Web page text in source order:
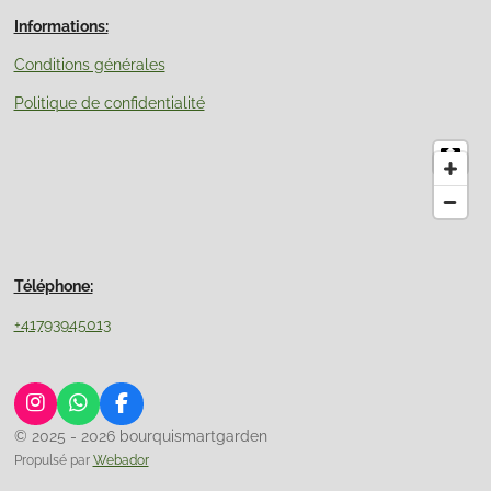
Informations:
Conditions générales
Politique de confidentialité
Téléphone:
+41793945013
I
n
t
W
h
t
F
a
e
© 2025 - 2026 bourquismartgarden
Propulsé par Webador